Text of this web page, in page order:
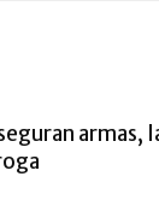
armas,